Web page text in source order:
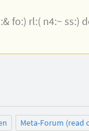
fo:) rl:( n4:~ ss:)
Meta-Forum (read